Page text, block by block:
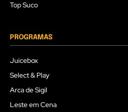
Top Suco
PROGRAMAS
Juicebox
Select & Play
Arca de Sigil
Leste em Cena